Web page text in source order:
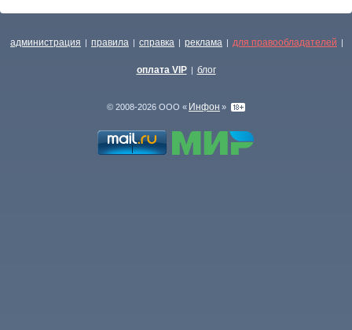
администрация | правила | справка | реклама | для правообладателей |
оплата VIP | блог
© 2008-2026 ООО « Инфон »